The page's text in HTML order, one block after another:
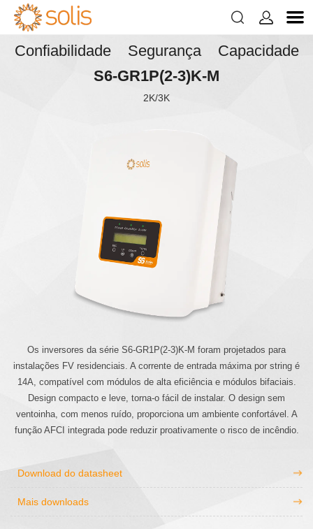
 
Confiabilidade Segurança Capacidade
S6-GR1P(2-3)K-M
2K/3K
Os inversores da série S6-GR1P(2-3)K-M foram projetados para
instalações FV residenciais. A corrente de entrada máxima por string é
14A, compatível com módulos de alta eficiência e módulos bifaciais.
Design compacto e leve, torna-o fácil de instalar. O design sem
ventoinha, com menos ruído, proporciona um ambiente confortável. A
função AFCI integrada pode reduzir proativamente o risco de incêndio.
Download do datasheet
Mais downloads